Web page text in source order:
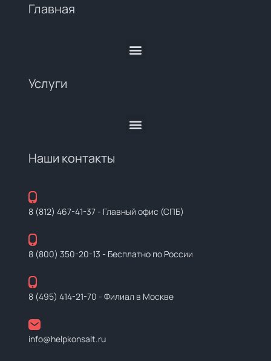
Главная
Услуги
Наши контакты
8 (812) 467-41-37- Главный офис (СПБ)
8 (800) 350-20-13 - Бесплатно по России
8 (495) 414-21-70 - Филиал в Москве
info@helpkonsalt.ru